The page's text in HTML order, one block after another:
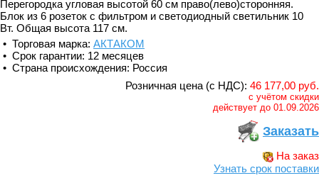
Перегородка угловая высотой 60 см право(лево)сторонняя.
Блок из 6 розеток с фильтром и светодиодный светильник 10
Вт. Общая высота 117 см.
• Торговая марка: АКТАКОМ
• Срок гарантии: 12 месяцев
• Страна происхождения: Россия
Розничная цена (с НДС): 46 177,00 руб.
с учётом скидки
действует до 01.09.2026
Заказать
На заказ
Узнать срок поставки